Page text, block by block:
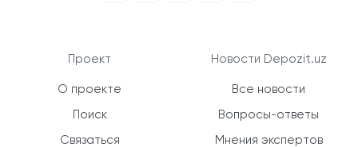
Проект
О проекте
Поиск
Связаться
Новости Depozit.uz
Все новости
Вопросы-ответы
Мнения экспертов